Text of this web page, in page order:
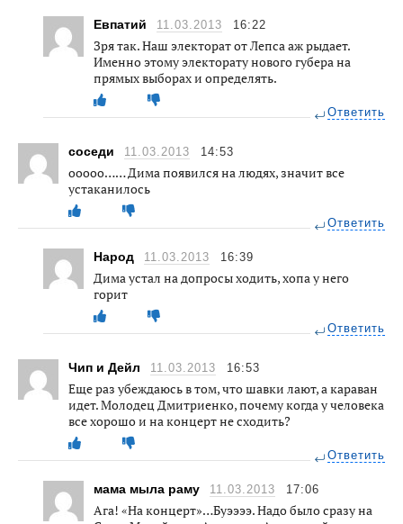
Евпатий 11.03.2013 16:22
Зря так. Наш электорат от Лепса аж рыдает.
Именно этому электорату нового губера на
прямых выборах и определять.
Ответить
соседи 11.03.2013 14:53
ооооо…… Дима появился на людях, значит все
устаканилось
Ответить
Народ 11.03.2013 16:39
Дима устал на допросы ходить, хопа у него
горит
Ответить
Чип и Дейл 11.03.2013 16:53
Еще раз убеждаюсь в том, что шавки лают, а караван
идет. Молодец Дмитриенко, почему когда у человека
все хорошо и на концерт не сходить?
Ответить
мама мыла раму 11.03.2013 17:06
Ага! «На концерт»…Буээээ. Надо было сразу на